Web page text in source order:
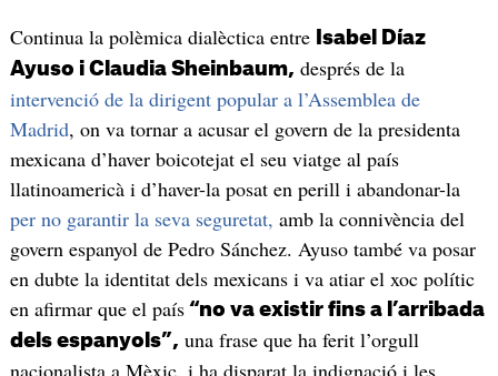
Continua la polèmica dialèctica entre
Isabel Díaz
Ayuso i Claudia Sheinbaum, després de la
intervenció de la dirigent popular a l’Assemblea de
Madrid, on va tornar a acusar el govern de la presidenta
mexicana d’haver boicotejat el seu viatge al país
llatinoamericà i d’haver-la posat en perill i abandonar-la
per no garantir la seva seguretat, amb la connivència del
govern espanyol de Pedro Sánchez. Ayuso també va posar
en dubte la identitat dels mexicans i va atiar el xoc polític
en afirmar que el país“no va existir fins a l’arribada
dels espanyols”, una frase que ha ferit l’orgull